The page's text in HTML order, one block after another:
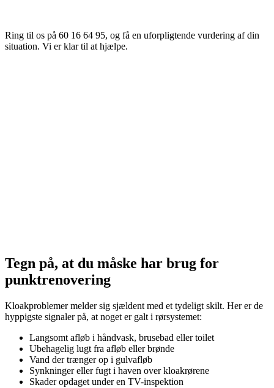
Ring til os på 60 16 64 95, og få en uforpligtende vurdering af din
situation. Vi er klar til at hjælpe.
Tegn på, at du måske har brug for
punktrenovering
Kloakproblemer melder sig sjældent med et tydeligt skilt. Her er de
hyppigste signaler på, at noget er galt i rørsystemet:
Langsomt afløb i håndvask, brusebad eller toilet
Ubehagelig lugt fra afløb eller brønde
Vand der trænger op i gulvafløb
Synkninger eller fugt i haven over kloakrørene
Skader opdaget under en TV-inspektion